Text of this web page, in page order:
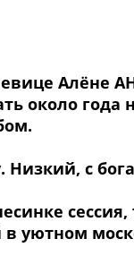
Алёне
около года
Низкий, с
сессия,
в уютном